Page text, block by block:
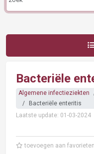
Bacteriële
Algemene infectieziekten
Bacteriële enteritis
Laatste update: 01-03-2024
toevoegen aan favorieten